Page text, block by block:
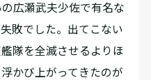
の広瀬武夫少佐で有名な
敗でした。出てこない
隊を全滅させるよりほ
かび上がってきたのが